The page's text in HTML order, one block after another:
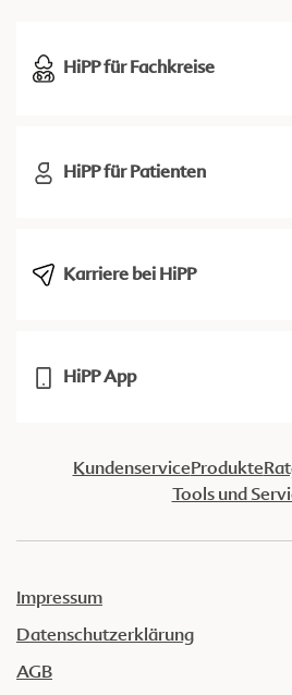
HiPP für Fachkreise
HiPP für Patienten
Karriere bei HiPP
HiPP App
KundenserviceProdukte
Tools und
Impressum
Datenschutzerklärung
AGB